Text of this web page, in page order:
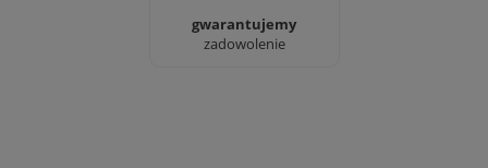
gwarantujemy
zadowolenie